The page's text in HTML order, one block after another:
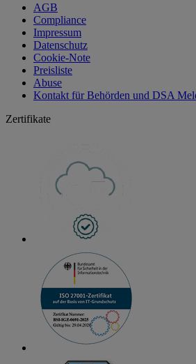
AGB
Compliance
Impressum
Datenschutz
Cookie-Note
Preisliste
Abuse
Kontakt für Behörden und DSA
Zertifikate